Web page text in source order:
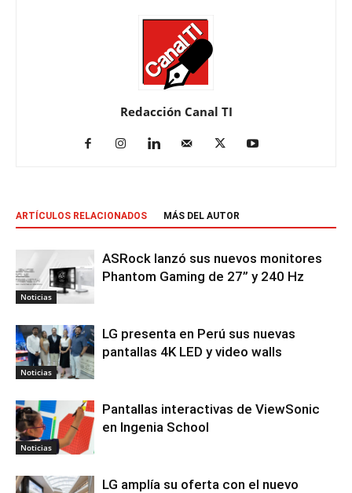
Redacción Canal TI
ARTÍCULOS RELACIONADOS MÁS DEL AUTOR
Noticias
ASRock lanzó sus nuevos monitores
Phantom Gaming de 27” y 240 Hz
Noticias
LG presenta en Perú sus nuevas
pantallas 4K LED y video walls
Noticias
Pantallas interactivas de ViewSonic
en Ingenia School
LG amplía su oferta con el nuevo